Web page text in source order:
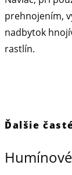
prehnojením,
nadbytok
rastlín.
Ďalšie